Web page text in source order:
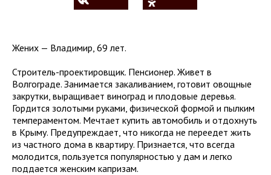
Жених — Владимир, 69 лет.
Строитель-проектировщик. Пенсионер. Живет в
Волгограде. Занимается закаливанием, готовит овощные
закрутки, выращивает виноград и плодовые деревья.
Гордится золотыми руками, физической формой и пылким
темпераментом. Мечтает купить автомобиль и отдохнуть
в Крыму. Предупреждает, что никогда не переедет жить
из частного дома в квартиру. Признается, что всегда
молодится, пользуется популярностью у дам и легко
поддается женским капризам.